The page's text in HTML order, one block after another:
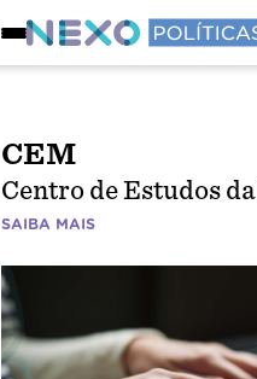
CEM
Centro de Estudos
SAIBA MAIS